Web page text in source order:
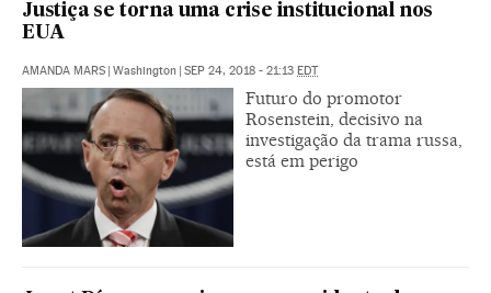
Justiça se torna uma crise institucional nos
EUA
AMANDA MARS | Washington | SEP 24, 2018 - 21:13 EDT
Futuro do promotor
Rosenstein, decisivo na
investigação da trama russa,
está em perigo